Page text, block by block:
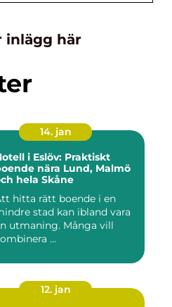
inlägg här
14. jan
i Eslöv: Praktiskt
nära Lund, Malmö
hela Skåne
hitta rätt boende i en
stad kan ibland vara
utmaning. Många vill
...
12. jan